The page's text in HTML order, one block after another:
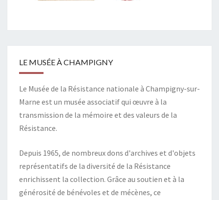
LE MUSÉE À CHAMPIGNY
Le Musée de la Résistance nationale à Champigny-sur-
Marne est un musée associatif qui œuvre à la
transmission de la mémoire et des valeurs de la
Résistance.
Depuis 1965, de nombreux dons d'archives et d'objets
représentatifs de la diversité de la Résistance
enrichissent la collection. Grâce au soutien et à la
générosité de bénévoles et de mécènes, ce